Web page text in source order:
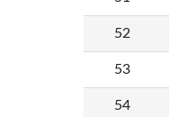
52
53
54